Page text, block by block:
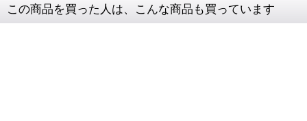
この商品を買った人は、こんな商品も買っています